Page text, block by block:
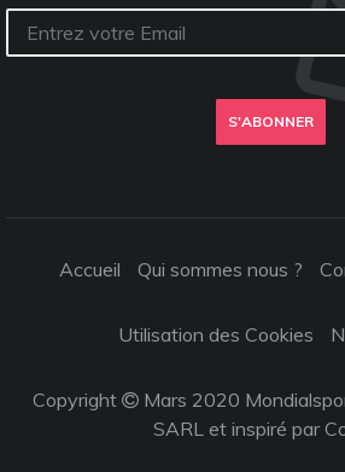
S'ABONNER
Accueil Qui sommes nous ?
Utilisation des Cookies
Copyright
Mars 2020
SARL et inspiré par